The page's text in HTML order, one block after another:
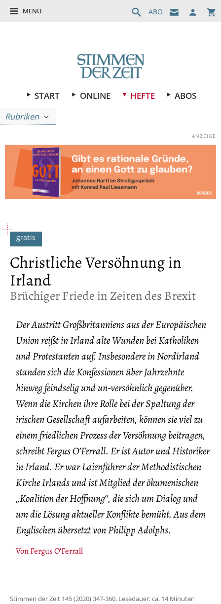
MENÜ ABO
START ONLINE HEFTE
ABOS
Rubriken
Christliche Versöhnung in
Irland
:
Brüchiger Friede in Zeiten des Brexit
Der Austritt Großbritanniens aus der Europäischen
Union reißt in Irland alte Wunden bei Katholiken
und Protestanten auf. Insbesondere in Nordirland
standen sich die Konfessionen über Jahrzehnte
hinweg feindselig und un-versöhnlich gegenüber.
Wenn die Kirchen ihre Rolle bei der Spaltung der
irischen Gesellschaft aufarbeiten, können sie viel zu
einem friedlichen Prozess der Versöhnung beitragen,
schreibt Fergus O’Ferrall. Er ist Autor und Historiker
in Irland. Er war Laienführer der Methodistischen
Kirche Irlands und ist Mitglied der ökumenischen
„Koalition der Hoffnung“, die sich um Dialog und
um die Lösung aktueller Konflikte bemüht. Aus dem
Englischen übersetzt von Philipp Adolphs.
VonFergus O'Ferrall
Stimmen der Zeit 145 (2020) 347-360, Lesedauer: ca. 14 Minuten